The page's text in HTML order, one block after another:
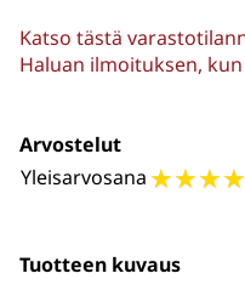
Katso tästä
Haluan ilmoituksen,
Arvostelut
Yleisarvosana☆☆☆☆
Tuotteen kuvaus